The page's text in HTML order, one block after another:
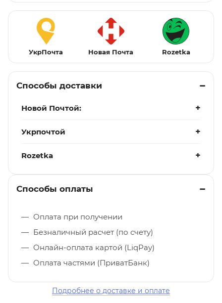
УкрПочта Новая Почта Rozetka
Способы доставки
Новой Почтой:
Укрпочтой
Rozetka
Способы оплаты
Оплата при получении
Безналичный расчет (по счету)
Онлайн-оплата картой (LiqPay)
Оплата частями (ПриватБанк)
Подробнее о доставке и оплате